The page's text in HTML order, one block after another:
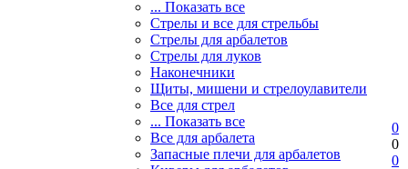
... Показать все
Стрелы и все для стрельбы
Стрелы для арбалетов
Стрелы для луков
Наконечники
Щиты, мишени и стрелоулавители
Все для стрел
... Показать все
Все для арбалета
Запасные плечи для арбалетов
0
0
0